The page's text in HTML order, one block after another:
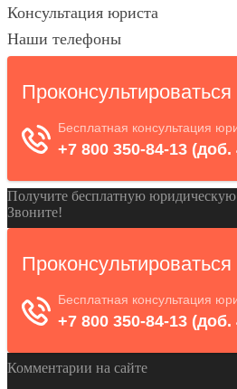
Консультация юриста
Наши телефоны
Получите бесплатную
Звоните!
Комментарии на сайте